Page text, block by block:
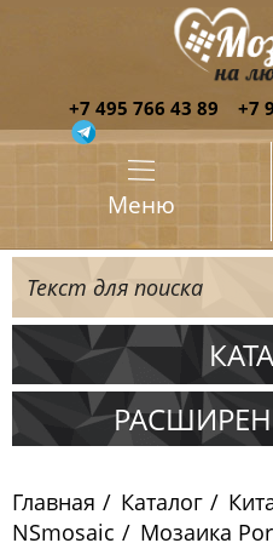
+7 495 766 43 89 +7
Меню
Испания
Китай
Главная Каталог
NSmosaic
Мозаика